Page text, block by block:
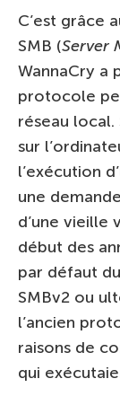
C’est grâce
SMB (Server
WannaCry a
protocole
réseau local.
sur
l’exécution
une
d’une vieille
début des
par défaut
SMBv2 ou
l’ancien
raisons de
qui